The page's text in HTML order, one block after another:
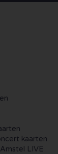
kaarten
LIVE